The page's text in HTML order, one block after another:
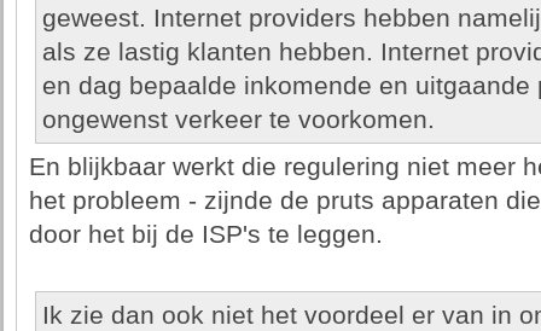
geweest. Internet providers hebben
als ze lastig klanten hebben. Internet
en dag bepaalde inkomende en uitgaande
ongewenst verkeer te voorkomen.
En blijkbaar werkt die regulering niet meer
het probleem - zijnde de pruts apparaten
door het bij de ISP's te leggen.
Ik zie dan ook niet het voordeel er van in